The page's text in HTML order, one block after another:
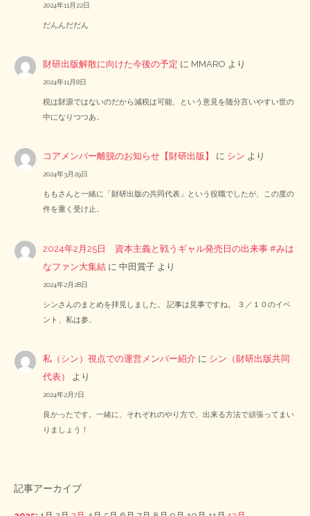
2024年11月22日
だんんだだん
財研出版解散に向けた今後の予定 に MMARO より
2024年11月8日
税は財源ではないのだから減税は可能、という意見を随分言いやすい世の
中になりつつあ…
コアメンバー離脱のお知らせ【財研出版】 に シン より
2024年3月29日
ももさんと一緒に「財研出版の共同代表」という役職でしたが、この度の
件を重く受け止…
2024年2月25日 資本主義と戦うギャル発売日の出来事 #みは
なファン大集結 に中田賞子 より
2024年2月28日
シンさんのまとめを拝見しました。 記事は見事ですね。 ３／１０のイベ
ント、私は参…
私（シン）視点での運営メンバー紹介 に シン（財研出版共同
代表）
より
2024年2月7日
良かったです。一緒に、それぞれのやり方で、出来る方法で頑張ってまい
りましょう！
記事アーカイブ